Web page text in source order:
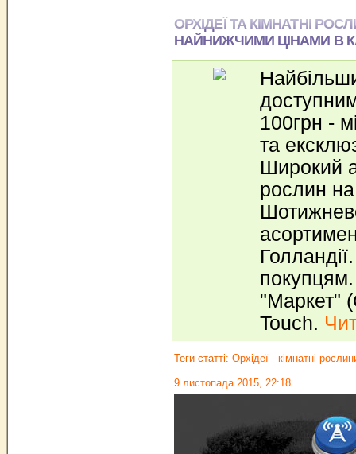
ОРХІДЕЇ ТА КІМНАТНІ
НАЙНИЖЧИМИ ЦІНАМИ В
100грн -
та
Широкий
рослин
"Маркет"
Touch.
Теги статті: Орхідеї кімнатні
9 листопада 2015, 22:18